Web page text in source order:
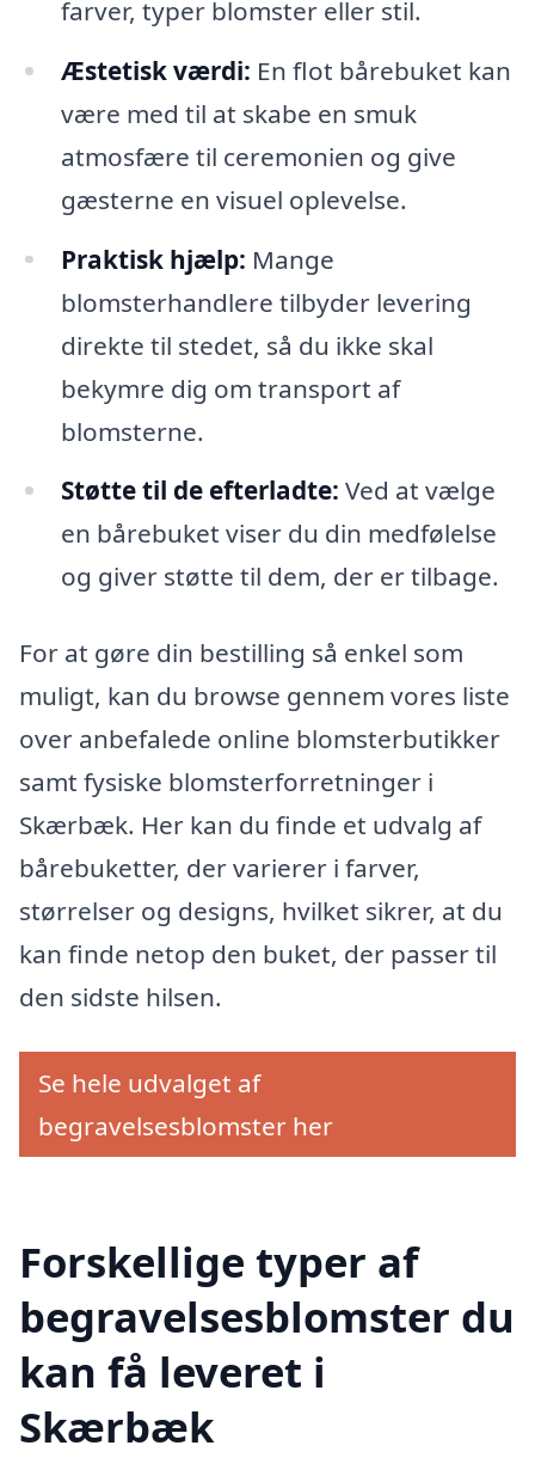
farver, typer blomster eller stil.
Æstetisk værdi: En flot bårebuket kan
være med til at skabe en smuk
atmosfære til ceremonien og give
gæsterne en visuel oplevelse.
Praktisk hjælp: Mange
blomsterhandlere tilbyder levering
direkte til stedet, så du ikke skal
bekymre dig om transport af
blomsterne.
Støtte til de efterladte: Ved at vælge
en bårebuket viser du din medfølelse
og giver støtte til dem, der er tilbage.
For at gøre din bestilling så enkel som
muligt, kan du browse gennem vores liste
over anbefalede online blomsterbutikker
samt fysiske blomsterforretninger i
Skærbæk. Her kan du finde et udvalg af
bårebuketter, der varierer i farver,
størrelser og designs, hvilket sikrer, at du
kan finde netop den buket, der passer til
den sidste hilsen.
Se hele udvalget af
begravelsesblomster her
Forskellige typer af
begravelsesblomster du
kan få leveret i
Skærbæk